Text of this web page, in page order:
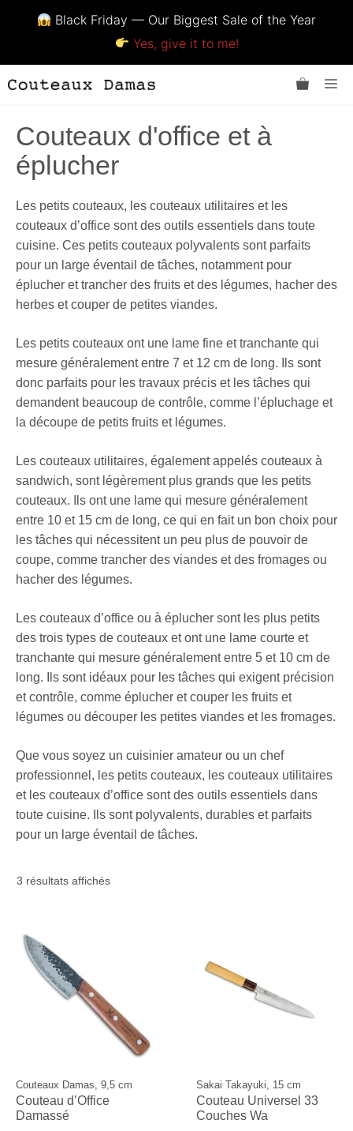
Black Friday — Our Biggest Sale of the Year
Yes, give it to me!
au
Couteaux d'office et à
éplucher
Les petits couteaux, les couteaux utilitaires et les
couteaux d’office sont des outils essentiels dans toute
cuisine. Ces petits couteaux polyvalents sont parfaits
pour un large éventail de tâches, notamment pour
éplucher et trancher des fruits et des légumes, hacher des
herbes et couper de petites viandes.
Les petits couteaux ont une lame fine et tranchante qui
mesure généralement entre 7 et 12 cm de long. Ils sont
donc parfaits pour les travaux précis et les tâches qui
demandent beaucoup de contrôle, comme l’épluchage et
la découpe de petits fruits et légumes.
Les couteaux utilitaires, également appelés couteaux à
sandwich, sont légèrement plus grands que les petits
couteaux. Ils ont une lame qui mesure généralement
entre 10 et 15 cm de long, ce qui en fait un bon choix pour
les tâches qui nécessitent un peu plus de pouvoir de
coupe, comme trancher des viandes et des fromages ou
hacher des légumes.
Les couteaux d’office ou à éplucher sont les plus petits
des trois types de couteaux et ont une lame courte et
tranchante qui mesure généralement entre 5 et 10 cm de
long. Ils sont idéaux pour les tâches qui exigent précision
et contrôle, comme éplucher et couper les fruits et
légumes ou découper les petites viandes et les fromages.
Que vous soyez un cuisinier amateur ou un chef
professionnel, les petits couteaux, les couteaux utilitaires
et les couteaux d’office sont des outils essentiels dans
toute cuisine. Ils sont polyvalents, durables et parfaits
pour un large éventail de tâches.
3 résultats affichésTrié
Couteaux Damas, 9,5 cm
Couteau d’Office
Damassé
Sakai Takayuki, 15 cm
Couteau Universel 33
Couches Wa